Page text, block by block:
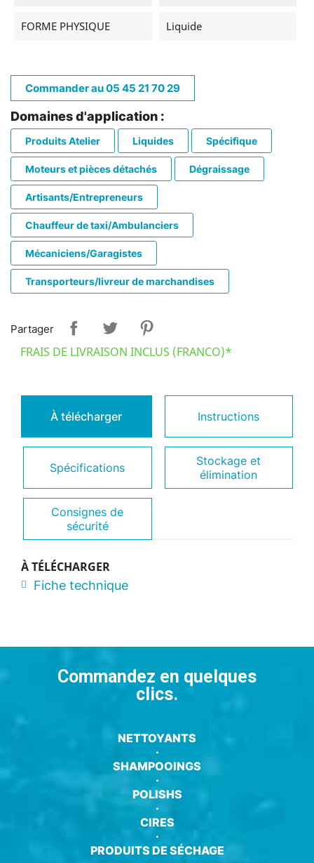
FORME PHYSIQUE Liquide
Commander au 05 45 21 70 29
Domaines d'application :
Produits Atelier Liquides Spécifique
Moteurs et pièces détachés Dégraissage
Artisants/Entrepreneurs
Chauffeur de taxi/Ambulanciers
Mécaniciens/Garagistes
Transporteurs/livreur de marchandises
Partager
FRAIS DE LIVRAISON INCLUS (FRANCO)*
À télécharger Instructions
Spécifications
Stockage et
élimination
Consignes de
sécurité
À TÉLÉCHARGER
Fiche technique
Commandez en quelques
clics.
NETTOYANTS
·
SHAMPOOINGS
·
POLISHS
·
CIRES
·
PRODUITS DE SÉCHAGE